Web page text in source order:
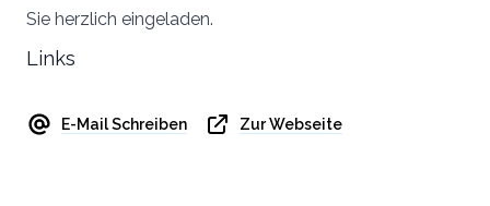
Sie herzlich eingeladen.
Links
E-Mail Schreiben Zur Webseite